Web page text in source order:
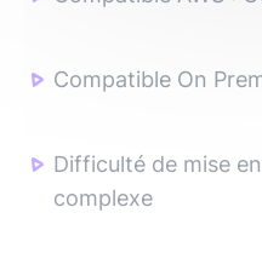
Compatible On
Difficulté de mise
complexe